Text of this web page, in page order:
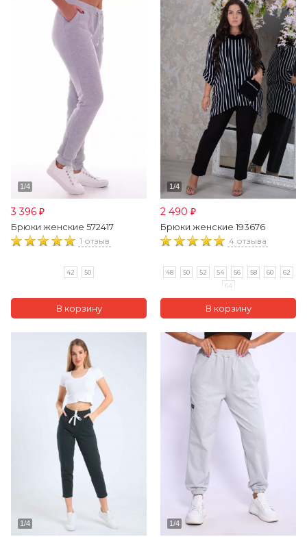
3 396 ₽
Брюки женские 572417
1 отзыв
42 50
2 490 ₽
Брюки женские 193676
4 отзыва
48 50 52 54 56 58 60
62
64